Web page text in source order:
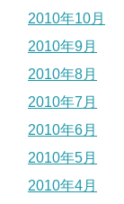
2010年10月
2010年9月
2010年8月
2010年7月
2010年6月
2010年5月
2010年4月